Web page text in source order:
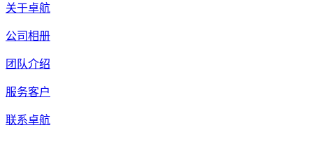
关于卓航
公司相册
团队介绍
服务客户
联系卓航